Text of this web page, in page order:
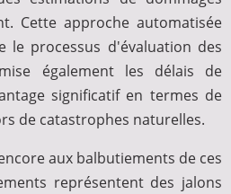
Cette approche automatisée
le processus d'évaluation des
également les délais de
significatif en termes de
de catastrophes naturelles.
aux balbutiements de ces
représentent des jalons